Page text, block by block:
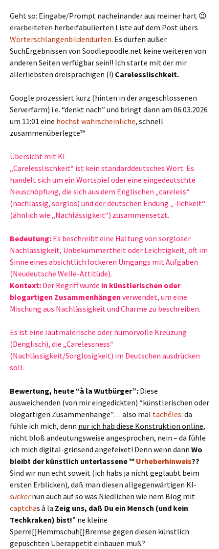
Geht so: Eingabe/Prompt nacheinander aus meiner hart 😉
erarbeiteten herbeifabulierten Liste auf dem Post übers
Wörterschlangenbildendürfen. Es dürfen außer
SuchErgebnissen von Soodlepoodle.net keine weiteren von
anderen Seiten verfügbar sein!! Ich starte mit der mir
allerliebsten dreisprachigen (!) Carelesslischkeit.
Google prozessiert kurz (hinten in der angeschlossenen
Serverfarm) i.e. “denkt nach” und bringt dann am 06.03.2026
um 11:01 eine höchst wahrscheinliche, schnell
zusammenüberlegte™
Übersicht mit KI
„Carelesslischkeit“ ist kein standarddeutsches Wort. Es
handelt sich um ein Wortspiel oder eine eingedeutschte
Neuschöpfung, die sich aus dem Englischen „careless“
(nachlässig, sorglos) und der deutschen Endung „-lichkeit“
(ähnlich wie „Nachlässigkeit“) zusammensetzt.
Bedeutung: Es beschreibt eine Haltung von sorgloser
Nachlässigkeit, Unbekümmertheit oder Leichtigkeit, oft im
Sinne eines absichtlich lockeren Umgangs mit Aufgaben
(Neudeutsche Welle-Attitüde).
Kontext: Der Begriff wurde in künstlerischen oder
blogartigen Zusammenhängen verwendet, um eine
Mischung aus Nachlässigkeit und Charme zu beschreiben.
Es ist eine lautmalerische oder humorvolle Kreuzung
(Denglisch), die „Carelessness“
(Nachlässigkeit/Sorglosigkeit) im Deutschen ausdrücken
soll.
Bewertung, heute “à la Wutbürger”: Diese
ausweichenden (von mir eingedickten) “künstlerischen oder
blogartigen Zusammenhänge”… also mal tachéles: da
fühle ich mich, denn nur ich hab diese Konstruktion online,
nicht bloß andeutungsweise angesprochen, nein – da fühle
ich mich digital-grinsend angefeixet! Denn wenn dann Wo
bleibt der künstlich unterlassene ™ Urheberhinweis??
Sind wir nun echt soweit (ich habs ja nicht geglaubt beim
ersten Erblicken), daß man diesen allgegenwärtigen KI-
suckernun auch auf so was Niedlichen wie nem Blog mit
captchas à la Zeig uns, daß Du ein Mensch (und kein
Techkraken) bist!” ne kleine
Sperre[]Hemmschuh[]Bremse gegen diesen künstlich
gepuschten Überappetit einbauen muß?